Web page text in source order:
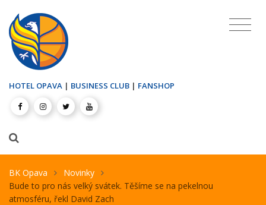
HOTEL OPAVA | BUSINESS CLUB | FANSHOP
BK Opava
Novinky
Bude to pro nás velký svátek. Těšíme se na pekelnou
atmosféru, řekl David Zach